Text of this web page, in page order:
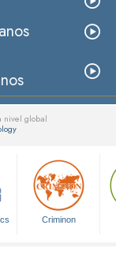
nivel global
Criminon